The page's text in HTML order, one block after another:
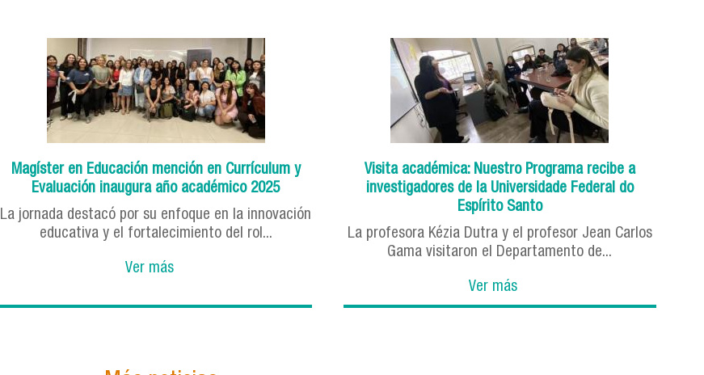
Magíster en Educación mención en Currículum y
Evaluación inaugura año académico 2025
La jornada destacó por su enfoque en la innovación
educativa y el fortalecimiento del rol...
Ver más
Visita académica: Nuestro Programa recibe a
investigadores de la Universidade Federal do
Espírito Santo
La profesora Kézia Dutra y el profesor Jean Carlos
Gama visitaron el Departamento de...
Ver más